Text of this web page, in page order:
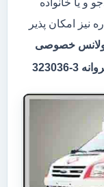
و یا خانواده
نیز امکان پذیر
خصوصی